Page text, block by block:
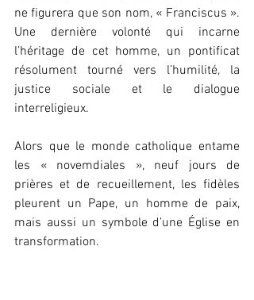
ne figurera que son nom, « Franciscus ».
Une dernière volonté qui incarne
l’héritage de cet homme, un pontificat
résolument tourné vers l’humilité, la
justice sociale et le dialogue
interreligieux.
Alors que le monde catholique entame
les « novemdiales », neuf jours de
prières et de recueillement, les fidèles
pleurent un Pape, un homme de paix,
mais aussi un symbole d’une Église en
transformation.